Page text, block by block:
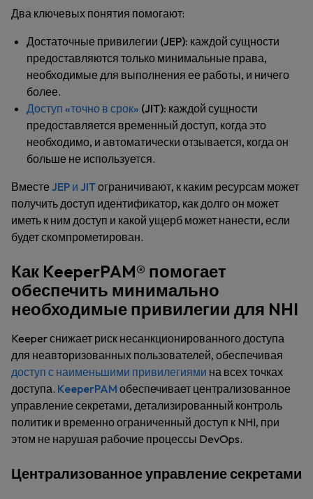
Два ключевых понятия помогают:
Достаточные привилегии (JEP): каждой сущности
предоставляются только минимальные права,
необходимые для выполнения ее работы, и ничего
более.
Доступ «точно в срок» (JIT): каждой сущности
предоставляется временный доступ, когда это
необходимо, и автоматически отзывается, когда он
больше не используется.
Вместе JEP и JITограничивают, к каким ресурсам может
получить доступ идентификатор, как долго он может
иметь к ним доступ и какой ущерб может нанести, если
будет скомпрометирован.
Как KeeperPAM® помогает
обеспечить минимально
необходимые привилегии для NHI
Keeper снижает риск несанкционированного доступа
для неавторизованных пользователей, обеспечивая
доступ с наименьшими привилегиями на всех точках
доступа. KeeperPAM обеспечивает централизованное
управление секретами, детализированный контроль
политик и временно ограниченный доступ к NHI, при
этом не нарушая рабочие процессы DevOps.
Централизованное управление секретами